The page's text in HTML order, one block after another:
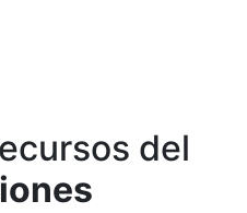
del